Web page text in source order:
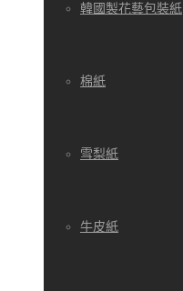
韓國製花藝包裝紙
棉紙
雪梨紙
牛皮紙